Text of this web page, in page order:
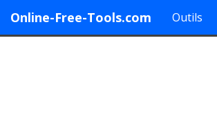
Online-Free-Tools.com Outils